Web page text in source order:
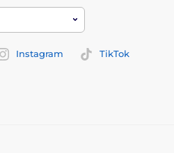
Instagram
TikTok